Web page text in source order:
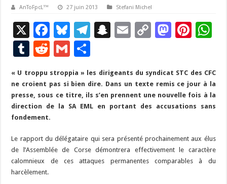
AnToFpcL™ 27 juin 2013 Stefani Michel
X
F
ac
e
b
o
o
Bl
u
es
ky
T
gr
a
m
S
p
c
h
E
l
C
y
Li
n
M
d
o
n
Pi
es
t
p
p
T
m
bl
r
R
d
di
t
G
m
ai
l
ar
ta
g
er
« U troppu stroppia » les dirigeants du syndicat STC des CFC
ne croient pas si bien dire. Dans un texte remis ce jour à la
presse, sous ce titre, ils s’en prennent une nouvelle fois à la
direction de la SA EML en portant des accusations sans
fondement.
Le rapport du délégataire qui sera présenté prochainement aux élus
de l’Assemblée de Corse démontrera effectivement le caractère
calomnieux de ces attaques permanentes comparables à du
harcèlement.